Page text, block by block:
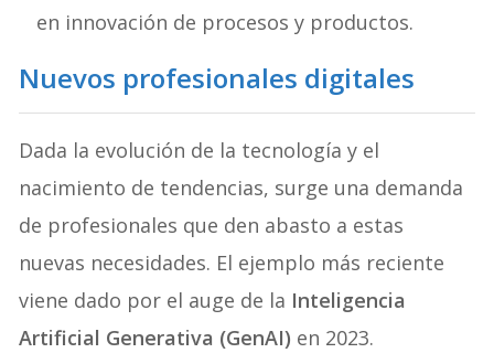
en innovación de procesos y productos.
Nuevos profesionales digitales
Dada la evolución de la tecnología y el
nacimiento de tendencias, surge una demanda
de profesionales que den abasto a estas
nuevas necesidades. El ejemplo más reciente
viene dado por el auge de la Inteligencia
Artificial Generativa (GenAI) en 2023.